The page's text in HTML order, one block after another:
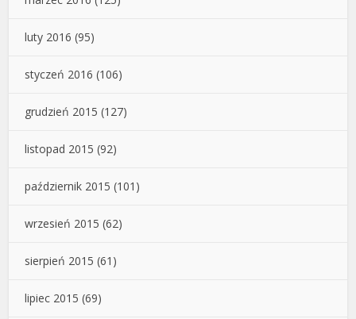
luty 2016 (95)
styczeń 2016 (106)
grudzień 2015 (127)
listopad 2015 (92)
październik 2015 (101)
wrzesień 2015 (62)
sierpień 2015 (61)
lipiec 2015 (69)